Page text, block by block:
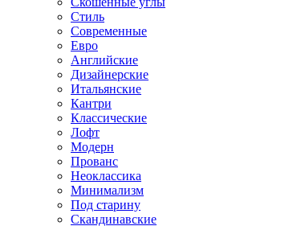
Стиль
Современные
Евро
Английские
Дизайнерские
Итальянские
Кантри
Классические
Лофт
Модерн
Прованс
Неоклассика
Минимализм
Под старину
Скандинавские